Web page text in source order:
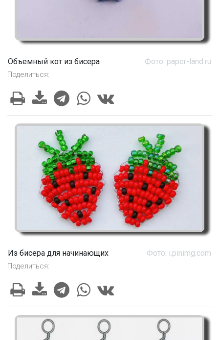
Объемный кот из бисера Фото: paper-land.ru
Поделиться:
Из бисера для начинающих Фото: i.pinimg.com
Поделиться: